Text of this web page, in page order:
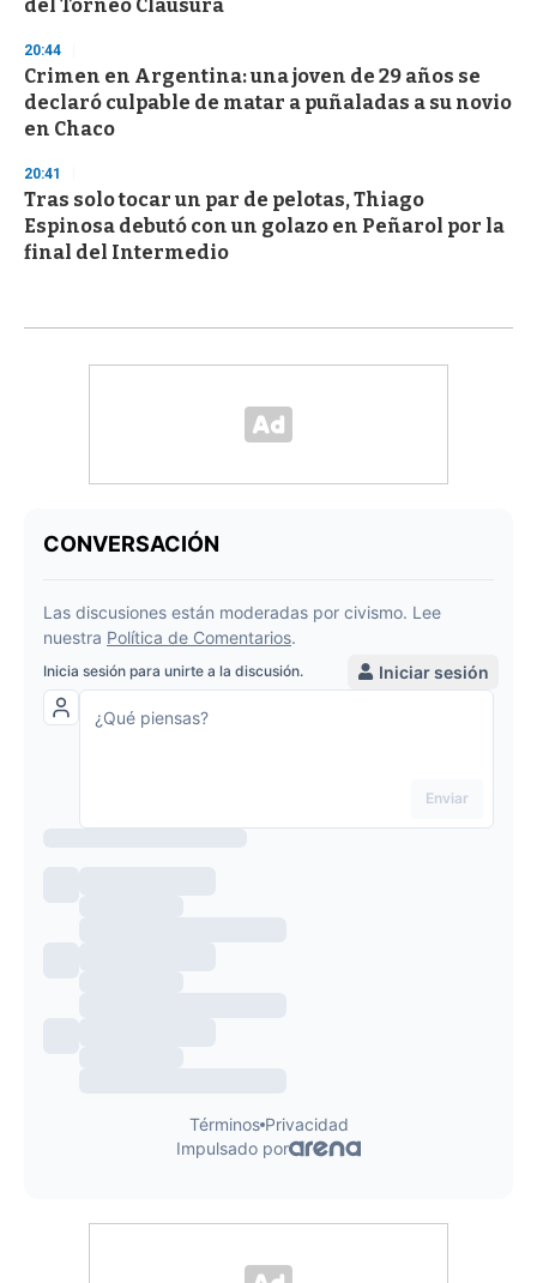
del Torneo Clausura
20:44
Crimen en Argentina: una joven de 29 años se
declaró culpable de matar a puñaladas a su novio
en Chaco
20:41
Tras solo tocar un par de pelotas, Thiago
Espinosa debutó con un golazo en Peñarol por la
final del Intermedio